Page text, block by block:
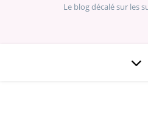
Le blog décalé sur les